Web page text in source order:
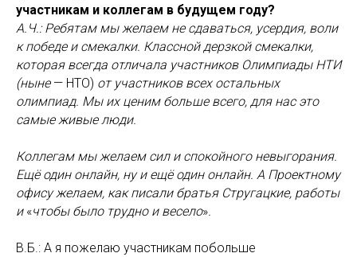
участникам и коллегам в будущем году?
А.Ч.: Ребятам мы желаем не сдаваться, усердия, воли
к победе и смекалки. Классной дерзкой смекалки,
которая всегда отличала участников Олимпиады НТИ
(ныне — НТО) от участников всех остальных
олимпиад. Мы их ценим больше всего, для нас это
самые живые люди.
Коллегам мы желаем сил и спокойного невыгорания.
Ещё один онлайн, ну и ещё один онлайн. А Проектному
офису желаем, как писали братья Стругацкие, работы
и «чтобы было трудно и весело».
В.Б.: А я пожелаю участникам побольше